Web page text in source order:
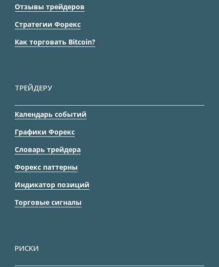
Отзывы трейдеров
Стратегии Форекс
Как торговать Bitcoin?
ТРЕЙДЕРУ
Календарь событий
Графики Форекс
Словарь трейдера
Форекс паттерны
Индикатор позиций
Торговые сигналы
РИСКИ